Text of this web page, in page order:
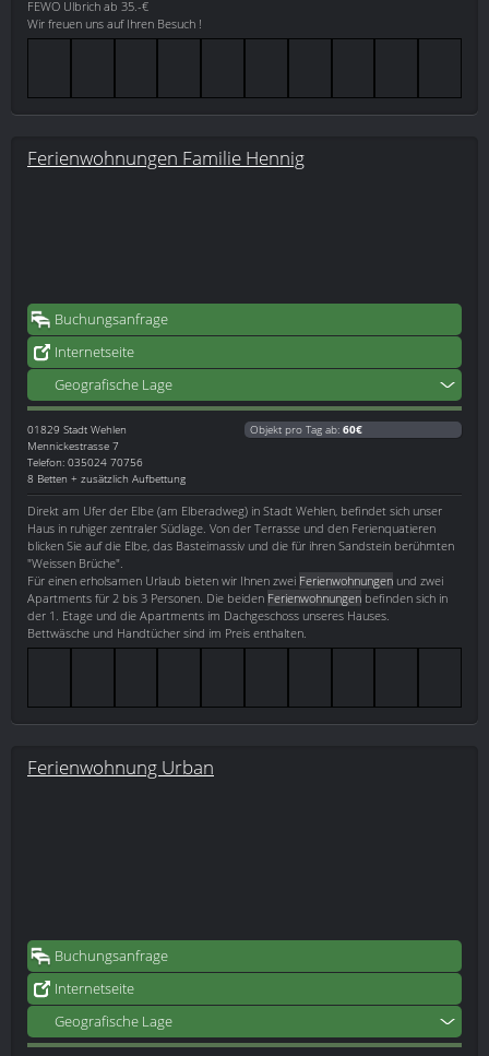
FEWO Ulbrich ab 35.-€
Wir freuen uns auf Ihren Besuch !
Ferienwohnungen Familie Hennig
Buchungsanfrage
Internetseite
Geografische Lage
01829 Stadt Wehlen
Mennickestrasse 7
Telefon: 035024 70756
8 Betten + zusätzlich Aufbettung
Objekt pro Tag ab: 60€
Direkt am Ufer der Elbe (am Elberadweg) in Stadt Wehlen, befindet sich unser
Haus in ruhiger zentraler Südlage. Von der Terrasse und den Ferienquatieren
blicken Sie auf die Elbe, das Basteimassiv und die für ihren Sandstein berühmten
"Weissen Brüche".
Für einen erholsamen Urlaub bieten wir Ihnen zwei Ferienwohnungen und zwei
Apartments für 2 bis 3 Personen. Die beiden Ferienwohnungen befinden sich in
der 1. Etage und die Apartments im Dachgeschoss unseres Hauses.
Bettwäsche und Handtücher sind im Preis enthalten.
Ferienwohnung Urban
Buchungsanfrage
Internetseite
Geografische Lage